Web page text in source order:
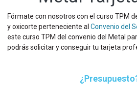
Fórmate con nosotros con el curso TPM
y oxicorte perteneciente al Convenio del
este curso TPM del convenio del Metal
podrás solicitar y conseguir tu tarjeta